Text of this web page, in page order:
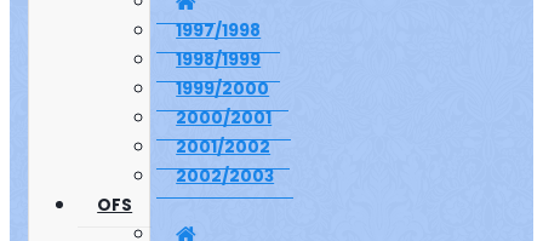
1997/1998
1998/1999
1999/2000
2000/2001
2001/2002
2002/2003
OFS